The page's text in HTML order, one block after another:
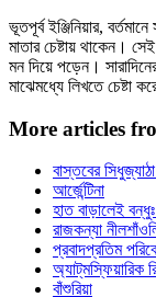
ভূতপূর্ব ইঞ্জিনিয়ার,
মাতার চেষ্টায় থাকেন।
মন দিয়ে পড়েন।
মাঝেমধ্যে লিখতে চেষ্টা
More articles
বাস্তবের
আর্জেন্টিনা
হাত বাড়ালেই বন্ধুঃ
রাজকন্যা
প্রবাদপ্রতিম
অ্যাট্‌মস্ফিয়ারিক
বাঁশুরিয়া